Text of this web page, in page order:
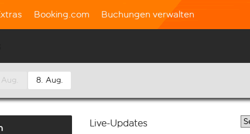
Booking.com Buchungen verwalten
8. Aug.
Live-Updates